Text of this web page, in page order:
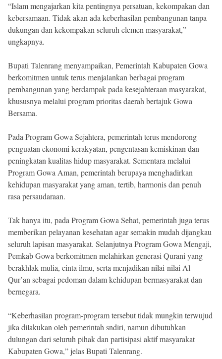
“Islam mengajarkan kita pentingnya persatuan, kekompakan dan
kebersamaan. Tidak akan ada keberhasilan pembangunan tanpa
dukungan dan kekompakan seluruh elemen masyarakat,”
ungkapnya.
Bupati Talenrang menyampaikan, Pemerintah Kabupaten Gowa
berkomitmen untuk terus menjalankan berbagai program
pembangunan yang berdampak pada kesejahteraan masyarakat,
khususnya melalui program prioritas daerah bertajuk Gowa
Bersama.
Pada Program Gowa Sejahtera, pemerintah terus mendorong
penguatan ekonomi kerakyatan, pengentasan kemiskinan dan
peningkatan kualitas hidup masyarakat. Sementara melalui
Program Gowa Aman, pemerintah berupaya menghadirkan
kehidupan masyarakat yang aman, tertib, harmonis dan penuh
rasa persaudaraan.
Tak hanya itu, pada Program Gowa Sehat, pemerintah juga terus
memberikan pelayanan kesehatan agar semakin mudah dijangkau
seluruh lapisan masyarakat. Selanjutnya Program Gowa Mengaji,
Pemkab Gowa berkomitmen melahirkan generasi Qurani yang
berakhlak mulia, cinta ilmu, serta menjadikan nilai-nilai Al-
Qur’an sebagai pedoman dalam kehidupan bermasyarakat dan
bernegara.
“Keberhasilan program-program tersebut tidak mungkin terwujud
jika dilakukan oleh pemerintah sndiri, namun dibutuhkan
dulungan dari seluruh pihak dan partisipasi aktif masyarakat
Kabupaten Gowa,” jelas Bupati Talenrang.